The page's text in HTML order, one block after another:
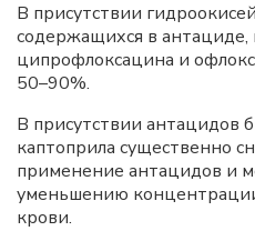
В присутствии
содержащихся в антациде,
ципрофлоксацина и
50–90%.
В присутствии антацидов
каптоприла существенно
применение антацидов и
уменьшению
крови.